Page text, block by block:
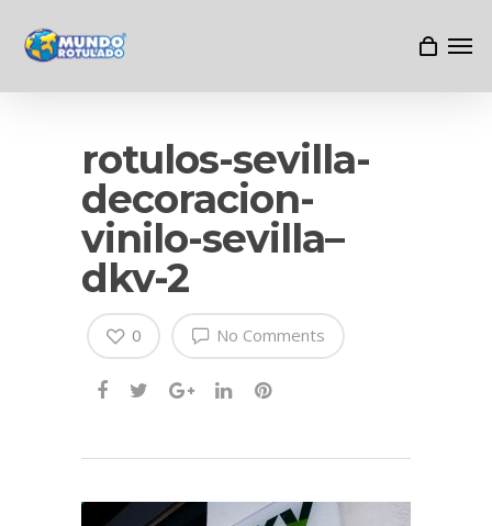
rotulos-sevilla-
decoracion-
vinilo-sevilla–
dkv-2
No Comments
0